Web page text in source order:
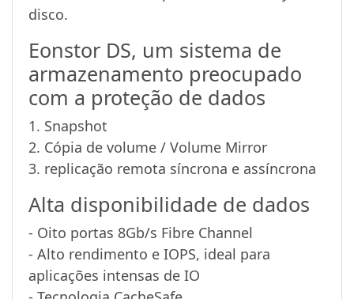
disco.
Eonstor DS, um sistema de
armazenamento preocupado
com a proteção de dados
1. Snapshot
2. Cópia de volume / Volume Mirror
3. replicação remota síncrona e assíncrona
Alta disponibilidade de dados
- Oito portas 8Gb/s Fibre Channel
- Alto rendimento e IOPS, ideal para
aplicações intensas de IO